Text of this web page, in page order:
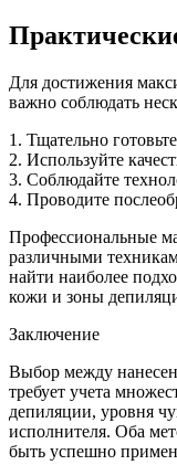
Для достижения
важно соблюдать
1. Тщательно
2. Используйте
3. Соблюдайте
4. Проводите
Профессиональные
различными
найти наиболее
кожи и зоны
Заключение
Выбор между
требует учета
депиляции, уровня
исполнителя. Оба
быть успешно